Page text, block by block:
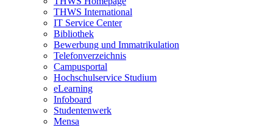
THWS International
IT Service Center
Bibliothek
Bewerbung und Immatrikulation
Telefonverzeichnis
Campusportal
Hochschulservice Studium
eLearning
Infoboard
Studentenwerk
Mensa